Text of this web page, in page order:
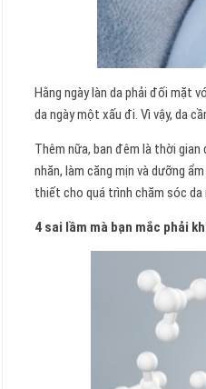
Hằng ngày làn da phải đối mặt
da ngày một xấu đi. Vì vậy, da
Thêm nữa, ban đêm là thời
nhăn, làm căng mịn và dưỡng
thiết cho quá trình chăm sóc
4 sai lầm mà bạn mắc phải